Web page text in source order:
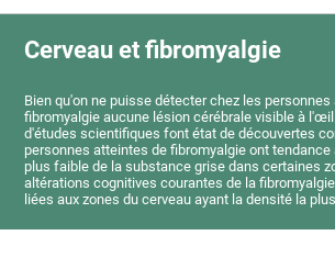
Cerveau et fibromyalgie
Bien qu'on ne puisse détecter chez les
fibromyalgie aucune lésion cérébrale visible à
d'études scientifiques font état de découvertes
personnes atteintes de fibromyalgie ont tendance
plus faible de la substance grise dans certaines
altérations cognitives courantes de la
liées aux zones du cerveau ayant la densité la